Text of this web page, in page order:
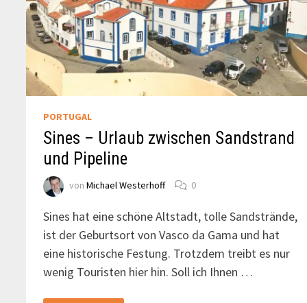
PORTUGAL
Sines – Urlaub zwischen Sandstrand
und Pipeline
vonMichael Westerhoff 0
Sines hat eine schöne Altstadt, tolle Sandstrände,
ist der Geburtsort von Vasco da Gama und hat
eine historische Festung. Trotzdem treibt es nur
wenig Touristen hier hin. Soll ich Ihnen …